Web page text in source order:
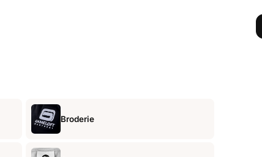
Broderie